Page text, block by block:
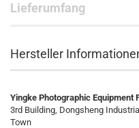
Lieferumfang
Hersteller
Yingke Photographic Equipment
3rd Building, Dongsheng
Town